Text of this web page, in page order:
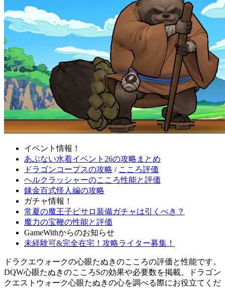
イベント情報！
あぶない水着イベント26の攻略まとめ
ドラゴンコープスの攻略 / こころ評価
ヘルクラッシャーのこころ性能と評価
錬金百式怪人編の攻略
ガチャ情報！
常夏の魔王子ピサロ装備ガチャは引くべき？
魔力の宝鞭の性能と評価
GameWithからのお知らせ
未経験可&完全在宅！攻略ライター募集！
ドラクエウォークの心眼たぬきのこころの評価と性能です。
DQW心眼たぬきのこころSの効果や必要数を掲載。ドラゴン
クエストウォーク心眼たぬきの心を調べる際にお役立てくだ